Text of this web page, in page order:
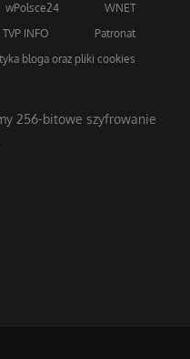
wPolsce24
WNET
TVP INFO
Patronat
bloga oraz pliki cookies
256-bitowe szyfrowanie